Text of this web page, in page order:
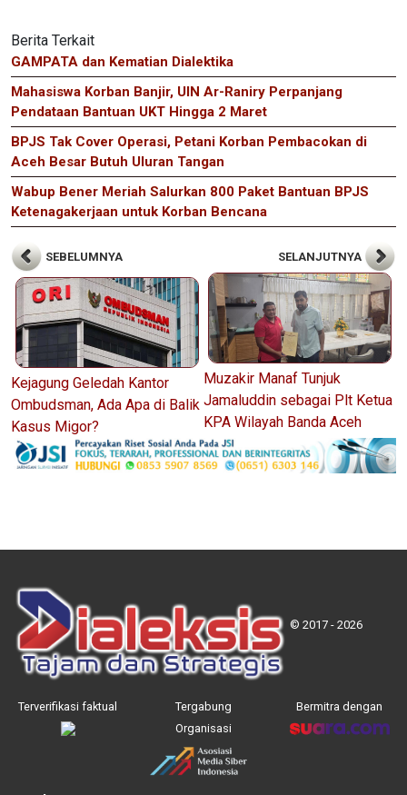
Berita Terkait
GAMPATA dan Kematian Dialektika
Mahasiswa Korban Banjir, UIN Ar-Raniry Perpanjang
Pendataan Bantuan UKT Hingga 2 Maret
BPJS Tak Cover Operasi, Petani Korban Pembacokan di
Aceh Besar Butuh Uluran Tangan
Wabup Bener Meriah Salurkan 800 Paket Bantuan BPJS
Ketenagakerjaan untuk Korban Bencana
SEBELUMNYA
Kejagung Geledah Kantor
Ombudsman, Ada Apa di Balik
Kasus Migor?
SELANJUTNYA
Muzakir Manaf Tunjuk
Jamaluddin sebagai Plt Ketua
KPA Wilayah Banda Aceh
© 2017 - 2026
Terverifikasi faktual
Tergabung
Organisasi
Bermitra dengan